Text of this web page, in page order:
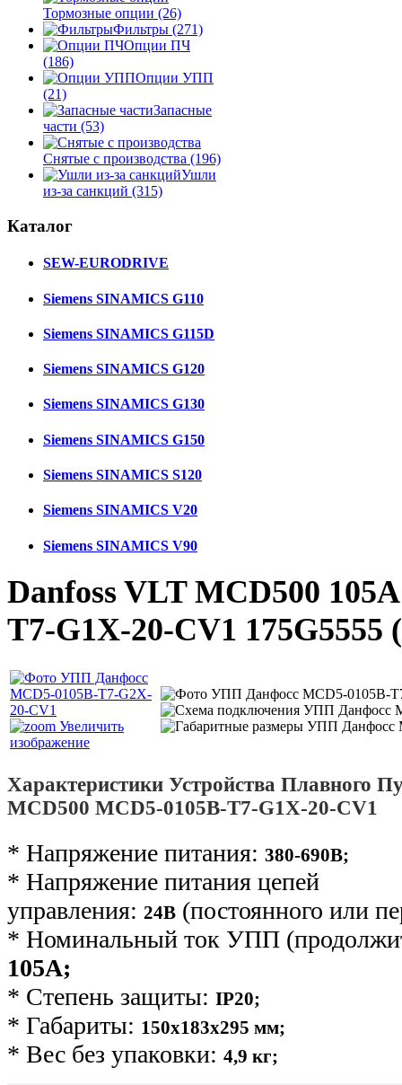
Тормозные опции (26)
Фильтры (271)
Опции ПЧ
(186)
Опции УПП
(21)
Запасные
части (53)
Снятые с производства (196)
Ушли
из-за санкций (315)
Каталог
SEW-EURODRIVE
Siemens SINAMICS G110
Siemens SINAMICS G115D
Siemens SINAMICS G120
Siemens SINAMICS G130
Siemens SINAMICS G150
Siemens SINAMICS S120
Siemens SINAMICS V20
Siemens SINAMICS V90
Danfoss VLT MCD500
T7-G1X-20-CV1 175G5555
Увеличить
изображение
Характеристики Устройства Плавного
MCD500 MCD5-0105B-T7-G1X-20-CV1
* Напряжение питания: 380-690В;
* Напряжение питания цепей
управления: 24В (постоянного или
* Номинальный ток УПП
105А;
* Степень защиты: IP20;
* Габариты: 150х183х295 мм;
* Вес без упаковки: 4,9 кг;